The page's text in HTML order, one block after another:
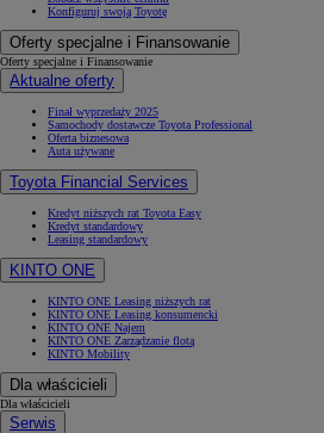
Konfiguruj swoją Toyotę
Oferty specjalne i Finansowanie
Oferty specjalne i Finansowanie
Aktualne oferty
Finał wyprzedaży 2025
Samochody dostawcze Toyota Professional
Oferta biznesowa
Auta używane
Toyota Financial Services
Kredyt niższych rat Toyota Easy
Kredyt standardowy
Leasing standardowy
KINTO ONE
KINTO ONE Leasing niższych rat
KINTO ONE Leasing konsumencki
KINTO ONE Najem
KINTO ONE Zarządzanie flotą
KINTO Mobility
Dla właścicieli
Dla właścicieli
Serwis